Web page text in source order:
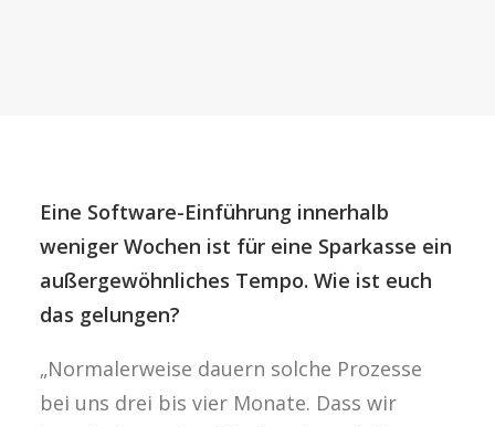
Eine Software-Einführung innerhalb
weniger Wochen ist für eine Sparkasse ein
außergewöhnliches Tempo. Wie ist euch
das gelungen?
„Normalerweise dauern solche Prozesse
bei uns drei bis vier Monate. Dass wir